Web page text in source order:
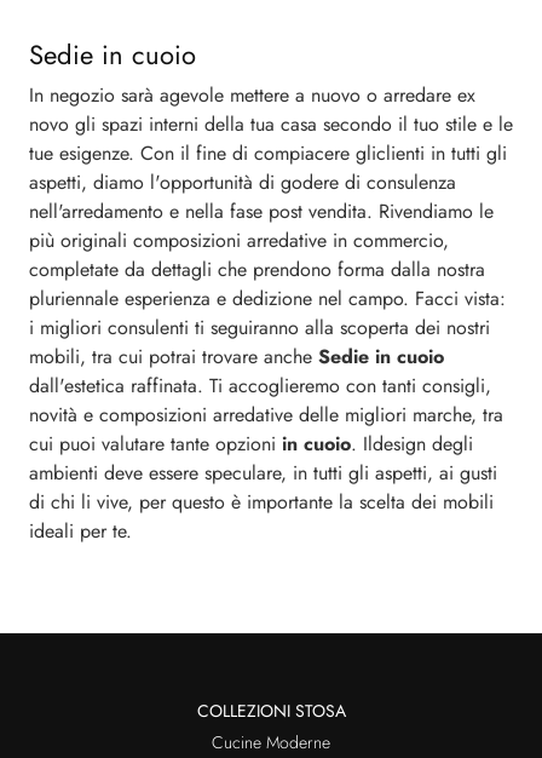
Sedie in cuoio
In negozio sarà agevole mettere a nuovo o arredare ex
novo gli spazi interni della tua casa secondo il tuo stile e le
tue esigenze. Con il fine di compiacere gliclienti in tutti gli
aspetti, diamo l'opportunità di godere di consulenza
nell'arredamento e nella fase post vendita. Rivendiamo le
più originali composizioni arredative in commercio,
completate da dettagli che prendono forma dalla nostra
pluriennale esperienza e dedizione nel campo. Facci vista:
i migliori consulenti ti seguiranno alla scoperta dei nostri
mobili, tra cui potrai trovare anche Sedie in cuoio
dall'estetica raffinata. Ti accoglieremo con tanti consigli,
novità e composizioni arredative delle migliori marche, tra
cui puoi valutare tante opzioni in cuoio. Ildesign degli
ambienti deve essere speculare, in tutti gli aspetti, ai gusti
di chi li vive, per questo è importante la scelta dei mobili
ideali per te.
COLLEZIONI STOSA
Cucine Moderne